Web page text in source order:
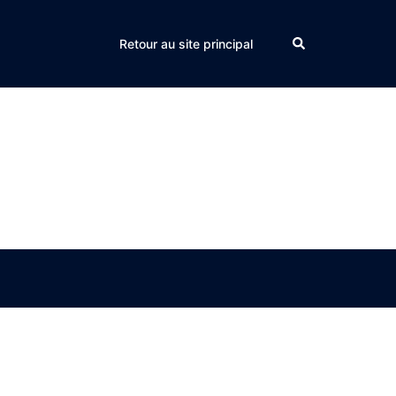
Retour au site principal Search